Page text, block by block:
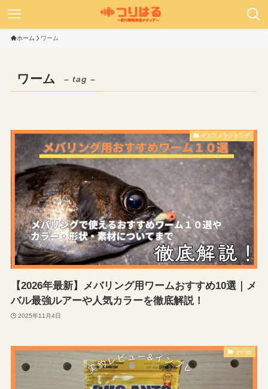
ホーム ワーム
ワーム – tag –
オススメランキング
【2026年最新】メバリング用ワームおすすめ10選｜メ
バル最強ルアーや人気カラーを徹底解説！
2025年11月4日
その他